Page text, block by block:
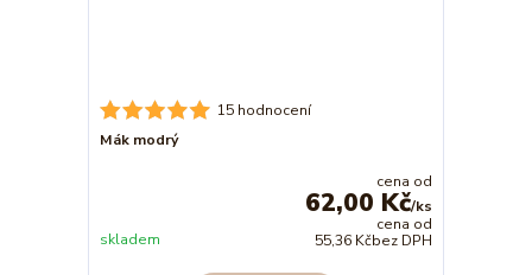
15 hodnocení
Mák modrý
cena od
62,00 Kč/ks
cena od
55,36 Kčbez DPH
skladem